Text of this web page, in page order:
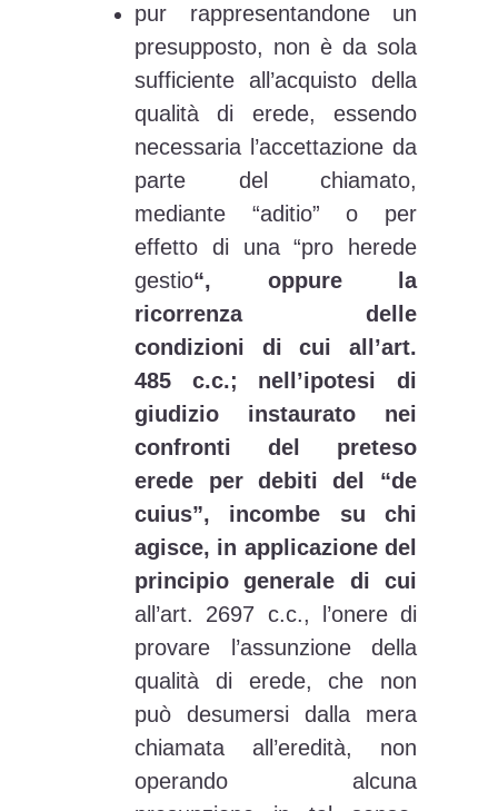
pur rappresentandone un
presupposto, non è da sola
sufficiente all’acquisto della
qualità di erede, essendo
necessaria l’accettazione da
parte del chiamato,
mediante “aditio” o per
effetto di una “pro herede
gestio“, oppure la
ricorrenza delle
condizioni di cui all’art.
485 c.c.; nell’ipotesi di
giudizio instaurato nei
confronti del preteso
erede per debiti del “de
cuius”, incombe su chi
agisce, in applicazione del
principio generale di cui
all’art. 2697 c.c., l’onere di
provare l’assunzione della
qualità di erede, che non
può desumersi dalla mera
chiamata all’eredità, non
operando alcuna